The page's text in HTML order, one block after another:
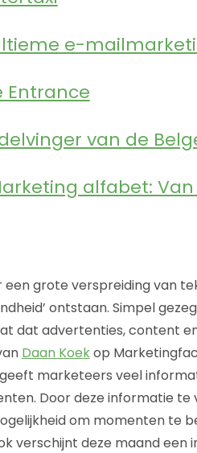
e-
Entrance
van de
alfabet:
een grote verspreiding van
ontstaan. Simpel
dat advertenties, content
Daan Koekop
marketeers veel
Door deze informatie
om momenten te
verschijnt deze maand